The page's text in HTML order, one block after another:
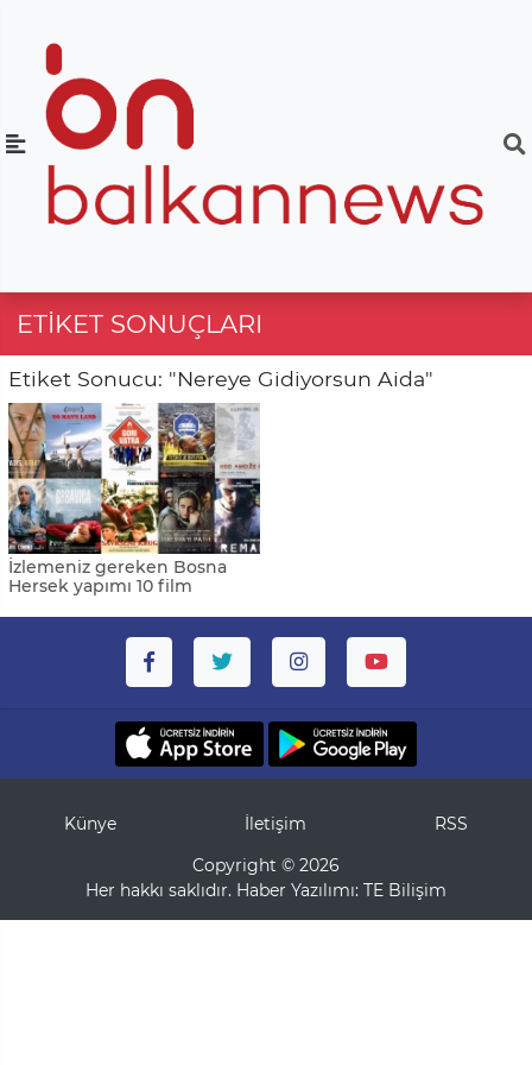
ETIKET SONUÇLARI
Etiket Sonucu: "Nereye Gidiyorsun Aida"
İzlemeniz gereken Bosna
Hersek yapımı 10 film
Künye İletişim
RSS
Copyright © 2026
Her hakkı saklıdır. Haber Yazılımı: TE Bilişim